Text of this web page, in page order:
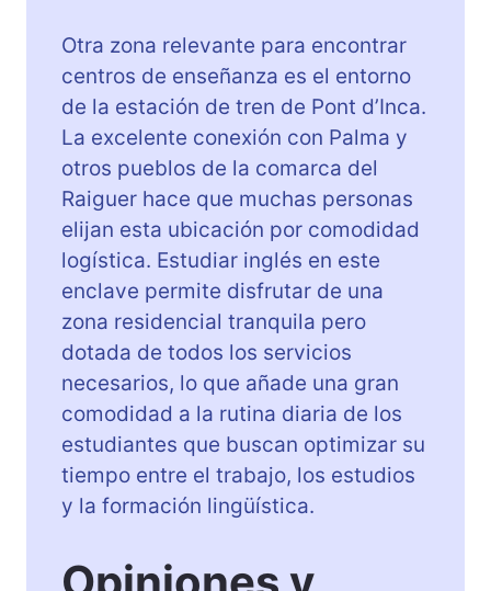
Otra zona relevante para encontrar
centros de enseñanza es el entorno
de la estación de tren de Pont d’Inca.
La excelente conexión con Palma y
otros pueblos de la comarca del
Raiguer hace que muchas personas
elijan esta ubicación por comodidad
logística. Estudiar inglés en este
enclave permite disfrutar de una
zona residencial tranquila pero
dotada de todos los servicios
necesarios, lo que añade una gran
comodidad a la rutina diaria de los
estudiantes que buscan optimizar su
tiempo entre el trabajo, los estudios
y la formación lingüística.